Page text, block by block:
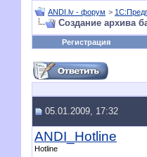
ANDI.lv - форум >
Создание архива
Регистрация
05.01.2009, 17:32
ANDI_Hotline
Hotline